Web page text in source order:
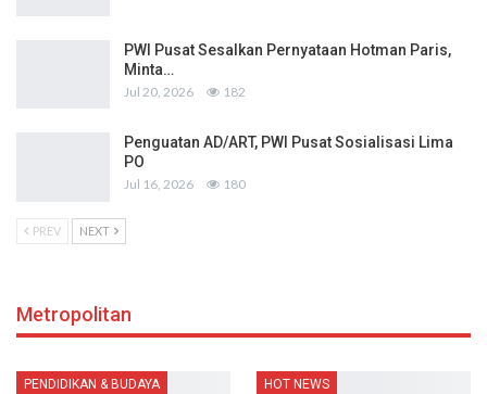
PWI Pusat Sesalkan Pernyataan Hotman Paris,
Minta…
Jul 20, 2026 182
Penguatan AD/ART, PWI Pusat Sosialisasi Lima
PO
Jul 16, 2026 180
PREV NEXT
Metropolitan
PENDIDIKAN & BUDAYA HOT NEWS